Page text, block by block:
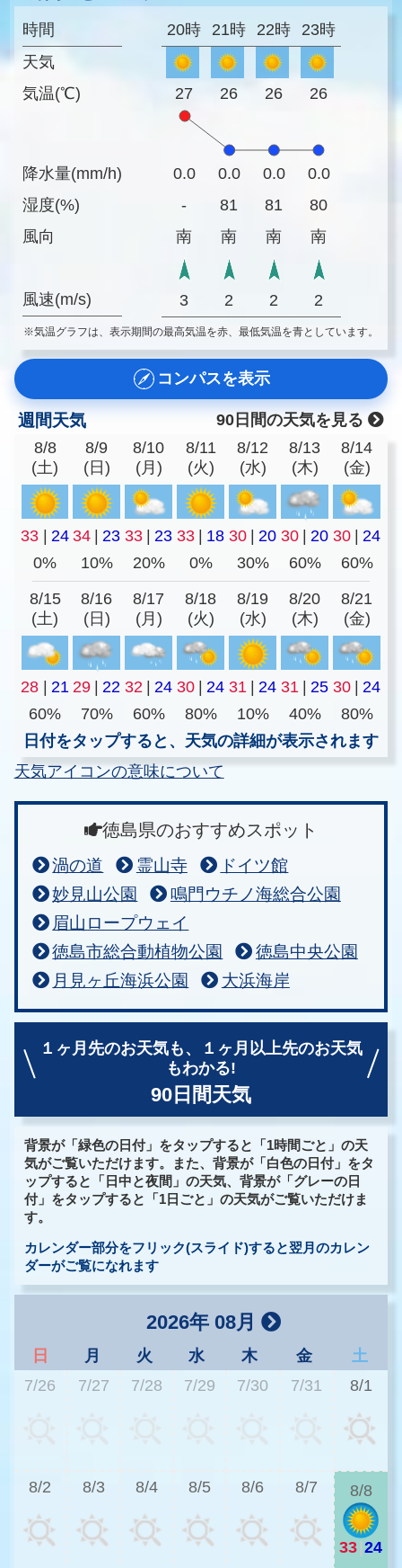
時間
天気
気温(℃)
降水量(mm/h)
湿度(%)
風向
風速(m/s)
20時 21時 22時 23時
27 26 26 26
0.0 0.0 0.0
0.0
-
81 81
80
南
南 南 南
3 2 2 2
※気温グラフは、表示期間の最高気温を赤、最低気温を青としています。
コンパスを表示
週間天気
90日間の天気を見る
8/8
(土)
8/9
(日)
8/10
(月)
8/11
(火)
8/12
(水)
8/13
(木)
8/14
(金)
33 | 24 34 | 23 33 | 23 33 | 18 30 | 20 30 | 20 30 | 24
0%
10% 20% 0% 30% 60% 60%
8/15
(土)
8/16
(日)
8/17
(月)
8/18
(火)
8/19
(水)
8/20
(木)
8/21
(金)
28 21 29 22 32 24 30 24 31 24 31 25 30
24
60%
70% 60% 80% 10% 40%
80%
日付をタップすると、天気の詳細が表示されます
天気アイコンの意味について
徳島県のおすすめスポット
渦の道 霊山寺
ドイツ館
妙見山公園
鳴門ウチノ海総合公園
眉山ロープウェイ
徳島市総合動植物公園
徳島中央公園
月見ヶ丘海浜公園
大浜海岸
１ヶ月先のお天気も、
１ヶ月以上先のお天気
もわかる!
90日間天気
背景が「緑色の日付」をタップすると「1時間ごと」の天
気がご覧いただけます。また、背景が「白色の日付」をタ
ップすると「日中と夜間」の天気、背景が「グレーの日
付」をタップすると「1日ごと」の天気がご覧いただけま
す。
カレンダー部分をフリック(スライド)すると翌月のカレン
ダーがご覧になれます
2026年 08月
日 月 火 水 木 金
土
7/26
7/27 7/28 7/29 7/30 7/31 8/1
8/2 8/3 8/4 8/5 8/6 8/7 8/8
33 24